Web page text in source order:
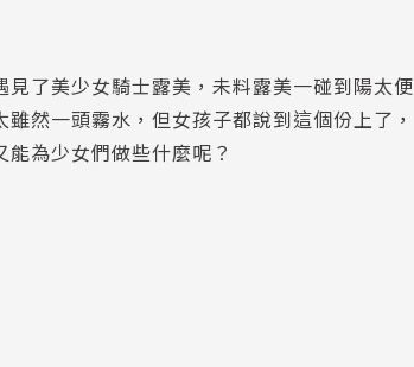
了美少女騎士露美，未料露美一碰到陽太便
然一頭霧水，但女孩子都說到這個份上了，
為少女們做些什麼呢？